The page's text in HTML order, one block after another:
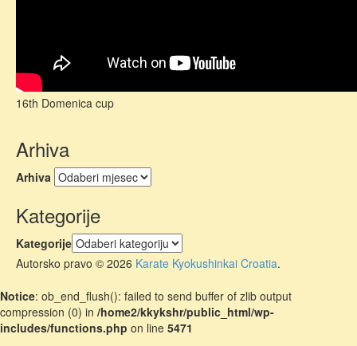
16th Domenica cup
Arhiva
Arhiva
Kategorije
Kategorije
Autorsko pravo © 2026 Karate Kyokushinkai Croatia.
Notice: ob_end_flush(): failed to send buffer of zlib output
compression (0) in /home2/kkykshr/public_html/wp-
includes/functions.php on line 5471